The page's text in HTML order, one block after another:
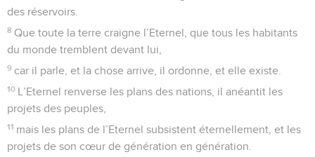
des réservoirs.
8 Que toute la terre craigne l’Eternel, que tous les habitants
du monde tremblent devant lui,
9 car il parle, et la chose arrive, il ordonne, et elle existe.
10 L’Eternel renverse les plans des nations, il anéantit les
projets des peuples,
11 mais les plans de l’Eternel subsistent éternellement, et les
projets de son cœur de génération en génération.